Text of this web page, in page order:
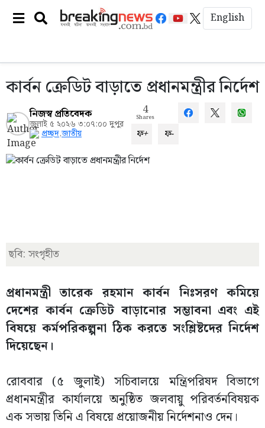
English
কার্বন ক্রেডিট বাড়াতে প্রধানমন্ত্রীর নির্দেশ
নিজস্ব প্রতিবেদক
জুলাই ৫ ২০২৬ ৩:০৭:০০ দুপুর
প্রচ্ছদ,জাতীয়
4
Shares
ফ+ ফ-
ছবি: সংগৃহীত
প্রধানমন্ত্রী তারেক রহমান কার্বন নিঃসরণ কমিয়ে
দেশের কার্বন ক্রেডিট বাড়ানোর সম্ভাবনা এবং এই
বিষয়ে কর্মপরিকল্পনা ঠিক করতে সংশ্লিষ্টদের নির্দেশ
দিয়েছেন।
রোববার (৫ জুলাই) সচিবালয়ে মন্ত্রিপরিষদ বিভাগে
প্রধানমন্ত্রীর কার্যালয়ে অনুষ্ঠিত জলবায়ু পরিবর্তনবিষয়ক
এক সভায় তিনি এ বিষয়ে প্রয়োজনীয় নির্দেশনাও দেন।